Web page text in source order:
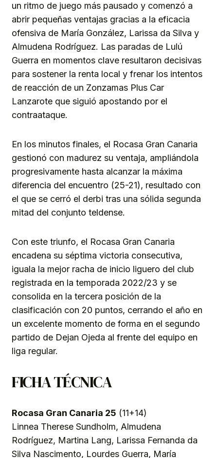
un ritmo de juego más pausado y comenzó a
abrir pequeñas ventajas gracias a la eficacia
ofensiva de María González, Larissa da Silva y
Almudena Rodríguez. Las paradas de Lulú
Guerra en momentos clave resultaron decisivas
para sostener la renta local y frenar los intentos
de reacción de un Zonzamas Plus Car
Lanzarote que siguió apostando por el
contraataque.
En los minutos finales, el Rocasa Gran Canaria
gestionó con madurez su ventaja, ampliándola
progresivamente hasta alcanzar la máxima
diferencia del encuentro (25-21), resultado con
el que se cerró el derbi tras una sólida segunda
mitad del conjunto teldense.
Con este triunfo, el Rocasa Gran Canaria
encadena su séptima victoria consecutiva,
iguala la mejor racha de inicio liguero del club
registrada en la temporada 2022/23 y se
consolida en la tercera posición de la
clasificación con 20 puntos, cerrando el año en
un excelente momento de forma en el segundo
partido de Dejan Ojeda al frente del equipo en
liga regular.
FICHA TÉCNICA
Rocasa Gran Canaria 25 (11+14)
Linnea Therese Sundholm, Almudena
Rodríguez, Martina Lang, Larissa Fernanda da
Silva Nascimento, Lourdes Guerra, María